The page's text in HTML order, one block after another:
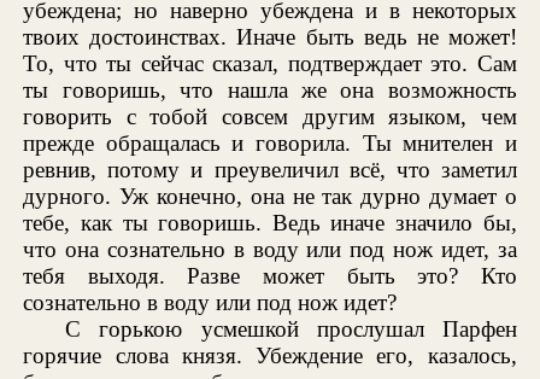
убеждена; но наверно убеждена и в некоторых
твоих достоинствах. Иначе быть ведь не может!
То, что ты сейчас сказал, подтверждает это. Сам
ты говоришь, что нашла же она возможность
говорить с тобой совсем другим языком, чем
прежде обращалась и говорила. Ты мнителен и
ревнив, потому и преувеличил всё, что заметил
дурного. Уж конечно, она не так дурно думает о
тебе, как ты говоришь. Ведь иначе значило бы,
что она сознательно в воду или под нож идет, за
тебя выходя. Разве может быть это? Кто
сознательно в воду или под нож идет?
С горькою усмешкой прослушал Парфен
горячие слова князя. Убеждение его, казалось,